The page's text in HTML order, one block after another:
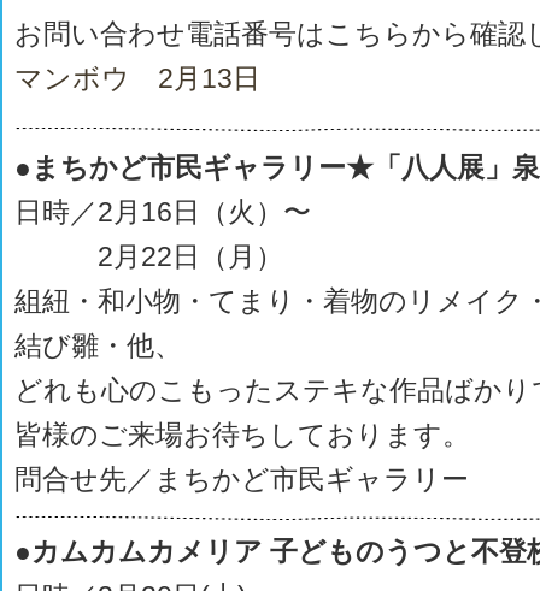
お問い合わせ電話番号はこちらから確
マンボウ 2月13日
●まちかど市民ギャラリー★「八人展」
日時／2月16日（火）〜
2月22日（月）
組紐・和小物・てまり・着物のリメイク
結び雛・他、
どれも心のこもったステキな作品ばかり
皆様のご来場お待ちしております。
問合せ先／まちかど市民ギャラリー
●カムカムカメリア 子どものうつと不登